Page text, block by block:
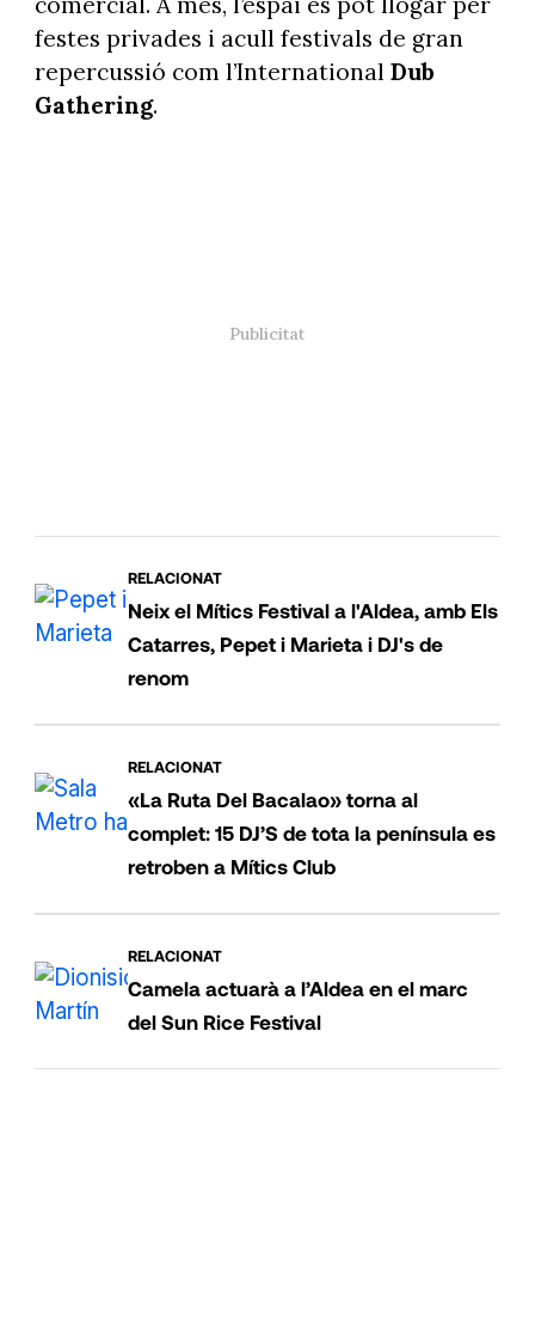
festes privades i acull festivals de gran
repercussió com l’International Dub
Gathering.
RELACIONAT
Neix el Mítics Festival a l'Aldea, amb Els
Catarres, Pepet i Marieta i DJ's de
renom
RELACIONAT
«La Ruta Del Bacalao» torna al
complet: 15 DJ’S de tota la península es
retroben a Mítics Club
RELACIONAT
Camela actuarà a l’Aldea en el marc
del Sun Rice Festival